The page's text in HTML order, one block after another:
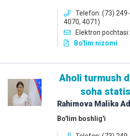
Telefon: (73)
4070, 4071)
Elektron pochtasi:
Bo'lim nizomi
Аholi turmush
soha
Rahimova Malika
Bo'lim boshlig'i